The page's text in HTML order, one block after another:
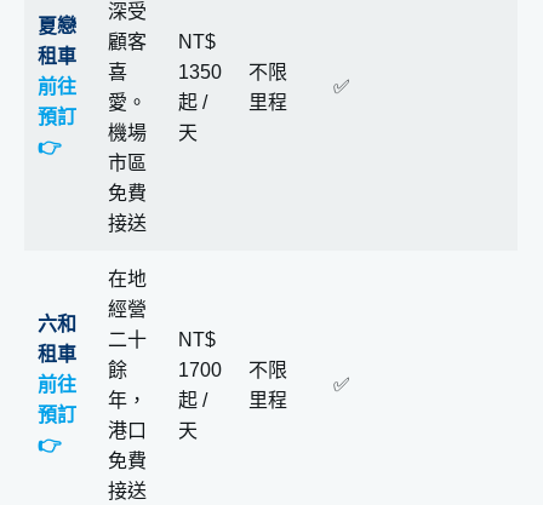
夏戀
租車
前往
預訂
👉
深受
顧客
喜
愛。
機場
市區
免費
接送
NT$
1350
起 /
天
不限
里程
✅
六和
租車
前往
預訂
👉
在地
經營
二十
餘
年，
港口
免費
接送
NT$
1700
起 /
天
不限
里程
✅